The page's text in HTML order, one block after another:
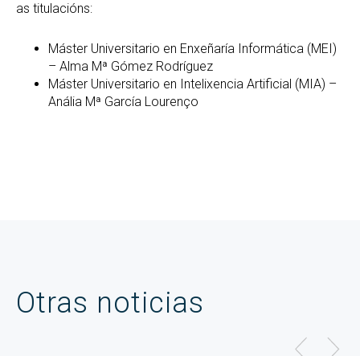
as titulacións:
Máster Universitario en Enxeñaría Informática (MEI)
– Alma Mª Gómez Rodríguez
Máster Universitario en Intelixencia Artificial (MIA) –
Anália Mª García Lourenço
Otras noticias